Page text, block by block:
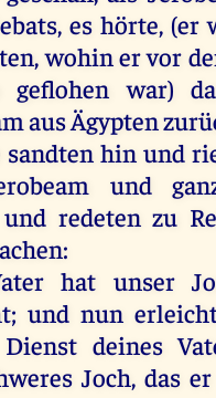
, es hörte, (er
,wohinervor
geflohen war) da
ausÄgypten
sandten hin und
und
und redeten zu
:
hat unser
; und nun
Dienst deines
Joch,das er